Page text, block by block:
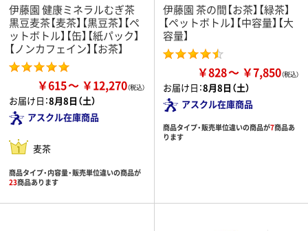
伊藤園 健康ミネラルむぎ茶
黒豆麦茶【麦茶】【黒豆茶】【ペ
ットボトル】【缶】【紙パック】
【ノンカフェイン】【お茶】
￥615 ￥12,270
お届け日：8月8日（土）
アスクル在庫商品
麦茶
商品タイプ・内容量・販売単位違いの商品が
23商品あります
伊藤園 茶の間【お茶】【緑茶】
【ペットボトル】【中容量】【大
容量】
￥828 ￥7,850
お届け日：8月8日（土）
アスクル在庫商品
商品タイプ・販売単位違いの商品が7商品あ
ります